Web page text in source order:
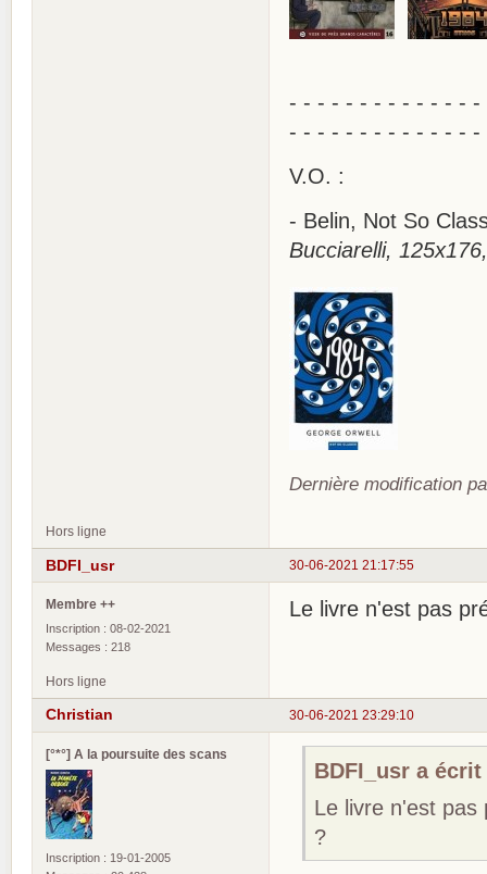
- - - - - - - - - - - - -
- - - - - - - - - - - - -
V.O. :
- Belin, Not So
Bucciarelli,
Dernière modification
Hors ligne
30-06-2021 21:17:55
BDFI_usr
Membre ++
Inscription : 08-02-2021
Messages : 218
Le livre n'est pas
Hors ligne
30-06-2021 23:29:10
Christian
[°*°] A la poursuite des scans
Inscription : 19-01-2005
BDFI_usr a
Le livre n'est pas
?